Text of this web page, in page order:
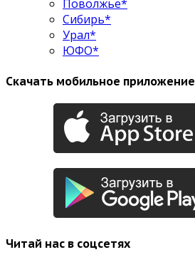
Поволжье*
Сибирь*
Урал*
ЮФО*
Скачать мобильное приложение
Читай нас в соцсетях